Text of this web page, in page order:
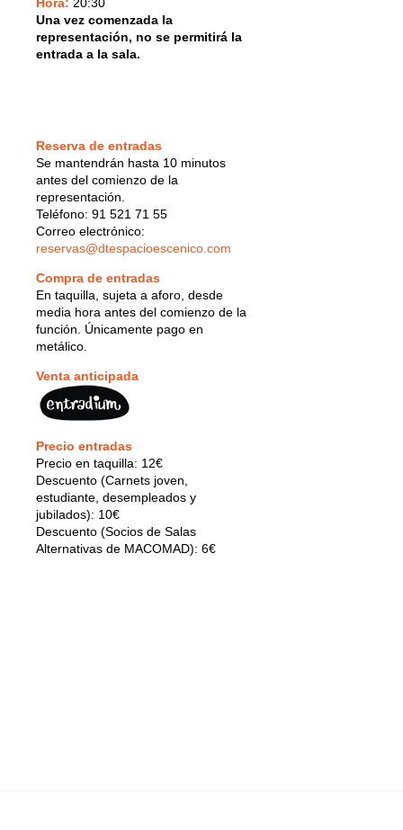
Una vez comenzada la
representación, no se permitirá la
entrada a la sala.
Reserva de entradas
Se mantendrán hasta 10 minutos
antes del comienzo de la
representación.
Teléfono: 91 521 71 55
Correo electrónico:
reservas@dtespacioescenico.com
Compra de entradas
En taquilla, sujeta a aforo, desde
media hora antes del comienzo de la
función. Únicamente pago en
metálico.
Venta anticipada
Precio entradas
Precio en taquilla: 12€
Descuento (Carnets joven,
estudiante, desempleados y
jubilados): 10€
Descuento (Socios de Salas
Alternativas de MACOMAD): 6€